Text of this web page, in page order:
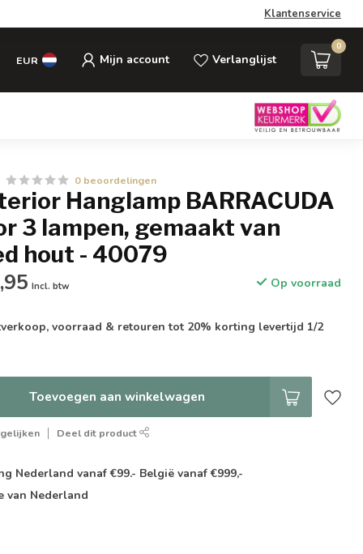
Klantenservice
EUR Mijn account Verlanglijst
0
0 beoordelingen
Hanglamp BARRACUDA
3 lampen, gemaakt van
hout - 40079
Incl. btw Op voorraad
voorraad & retouren tot 20% korting levertijd 1/2
Toevoegen aan winkelwagen
Deel dit product
Nederland vanaf €99.- België vanaf €999,-
van Nederland